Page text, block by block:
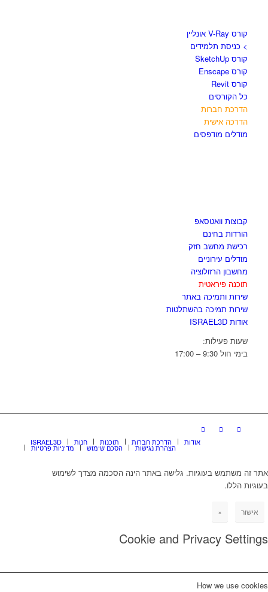
קורס V-Ray אונליין
> כניסת תלמידים
קורס SketchUp
קורס Enscape
קורס Revit
כל הקורסים
הדרכת חברות
הדרכה אישית
מודלים מודפסים
קבוצות וואטסאפ
הורדות בחינם
רכישת מחשב חזק
מודלים עירוניים
מחשבון הרזולוציה
תוכנה פיראטית
שירות ותמיכה באתר
שירות תמיכה בהשתלטות
אודות ISRAEL3D
שעות פעילות:
בימי חול 9:30 – 17:00
ISRAEL3D חנות תוכנות הדרכת חברות אודות
מדיניות פרטיות הסכם שימוש הצהרת נגישות
אתר זה משתמש בעוגיות. גלישה באתר הינה הסכמה מצדך לשימוש
בעוגיות הללו.
אישור ×
Cookie and Privacy Settings
How we use cookies